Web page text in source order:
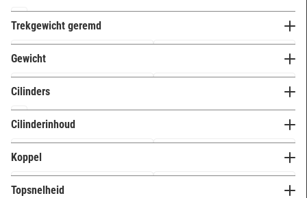
Hoog (68+ cm)
19
Middel (58 t/m 68 cm)
0
Trekgewicht geremd
Gewicht
Cilinders
2 cilinders
0
4 cilinders
0
5 cilinders
0
Cilinderinhoud
Koppel
Topsnelheid